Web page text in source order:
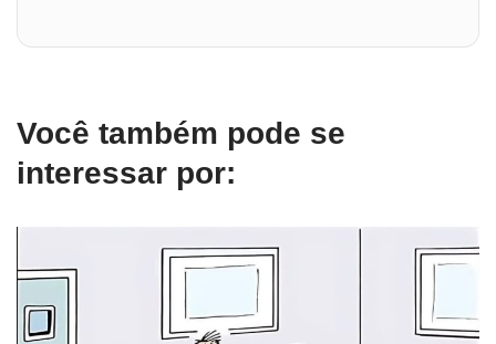
Você também pode se
interessar por: